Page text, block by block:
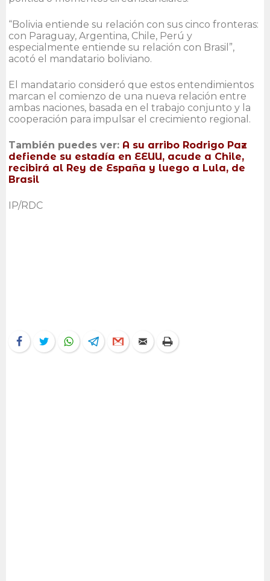
“Bolivia entiende su relación con sus cinco fronteras:
con Paraguay, Argentina, Chile, Perú y
especialmente entiende su relación con Brasil”,
acotó el mandatario boliviano.
El mandatario consideró que estos entendimientos
marcan el comienzo de una nueva relación entre
ambas naciones, basada en el trabajo conjunto y la
cooperación para impulsar el crecimiento regional.
También puedes ver: A su arribo Rodrigo Paz
defiende su estadía en EEUU, acude a Chile,
recibirá al Rey de España y luego a Lula, de
Brasil
IP/RDC